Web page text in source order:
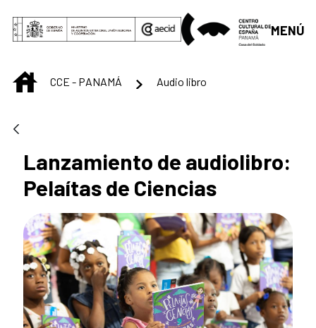
Saltar al contenido principal
MENÚ
INICIOCCE - PANAMÁ Audio libro
Lanzamiento de audiolibro:
Pelaítas de Ciencias